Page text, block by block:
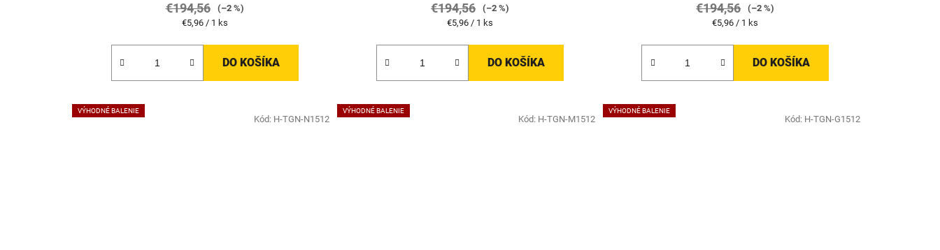
€194,56
(–2 %)
Jednotková
€5,96 / 1 ks
DO KOŠÍKA
€194,56
(–2 %)
Jednotková
€5,96 / 1 ks
DO KOŠÍKA
€194,56
(–2 %)
Jednotková
€5,96 / 1 ks
DO KOŠÍKA
VÝHODNÉ BALENIE
Kód: H-TGN-N1512
VÝHODNÉ BALENIE
Kód: H-TGN-M1512
VÝHODNÉ BALENIE
Kód: H-TGN-G1512